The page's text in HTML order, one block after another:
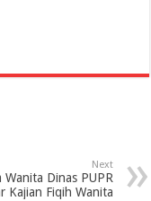
Next
Wanita Dinas PUPR
Kajian Fiqih Wanita